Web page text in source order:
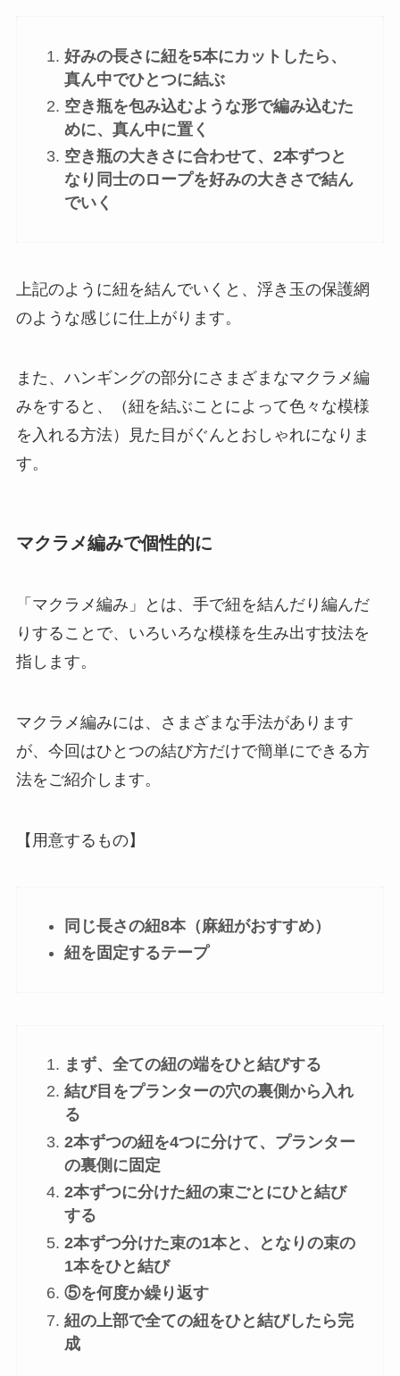
好みの長さに紐を5本にカットしたら、
真ん中でひとつに結ぶ
空き瓶を包み込むような形で編み込むた
めに、真ん中に置く
空き瓶の大きさに合わせて、2本ずつと
なり同士のロープを好みの大きさで結ん
でいく
上記のように紐を結んでいくと、 浮き玉の保護網
のような感じに仕上がります。
また、ハンギングの部分にさまざまなマクラメ編
みをすると、（紐を結ぶことによって色々な模様
を入れる方法）見た目がぐんとおしゃれになりま
す。
マクラメ編みで個性的に
「マクラメ編み」とは、手で紐を結んだり編んだ
りすることで、いろいろな模様を生み出す技法を
指します。
マクラメ編みには、さまざまな手法があります
が、今回はひとつの結び方だけで簡単にできる方
法をご紹介します。
【用意するもの】
同じ長さの紐8本（麻紐がおすすめ）
紐を固定するテープ
まず、全ての紐の端をひと結びする
結び目をプランターの穴の裏側から入れ
る
2本ずつの紐を4つに分けて、プランター
の裏側に固定
2本ずつに分けた紐の束ごとにひと結び
する
2本ずつ分けた束の1本と、となりの束の
1本をひと結び
⑤を何度か繰り返す
紐の上部で全ての紐をひと結びしたら完
成